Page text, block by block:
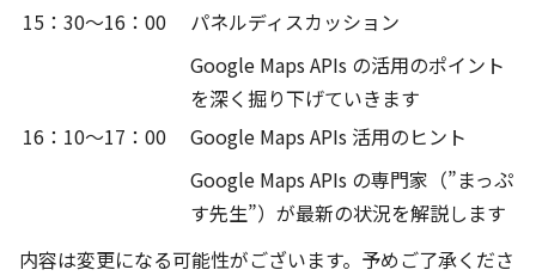
15：30～16：00
パネルディスカッション
Google Maps APIs の活用のポイント
を深く掘り下げていきます
16：10～17：00
Google Maps APIs 活用のヒント
Google Maps APIs の専門家（”まっぷ
す先生”）が最新の状況を解説します
内容は変更になる可能性がございます。予めご了承くださ